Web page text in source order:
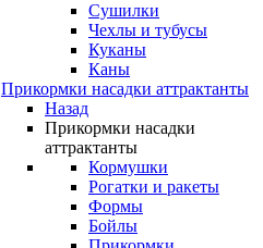
Сушилки
Чехлы и тубусы
Куканы
Каны
Прикормки насадки аттрактанты
Назад
Прикормки насадки
аттрактанты
Кормушки
Рогатки и ракеты
Формы
Бойлы